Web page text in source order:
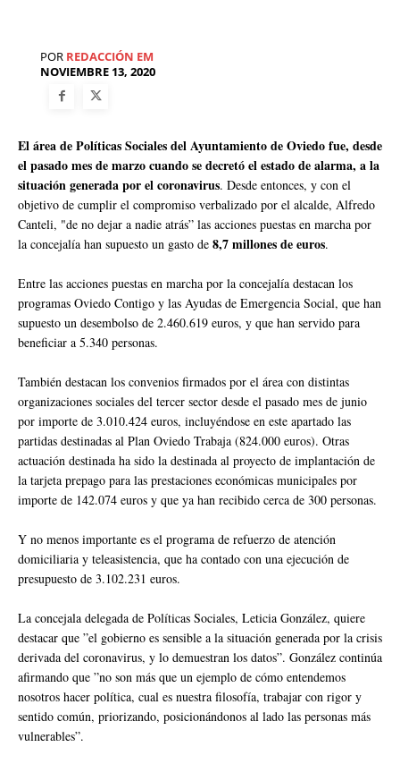
POR REDACCIÓN EM
NOVIEMBRE 13, 2020
El área de Políticas Sociales del Ayuntamiento de Oviedo fue, desde
el pasado mes de marzo cuando se decretó el estado de alarma, a la
situación generada por el coronavirus. Desde entonces, y con el
objetivo de cumplir el compromiso verbalizado por el alcalde, Alfredo
Canteli, "de no dejar a nadie atrás” las acciones puestas en marcha por
la concejalía han supuesto un gasto de 8,7 millones de euros.
Entre las acciones puestas en marcha por la concejalía destacan los
programas Oviedo Contigo y las Ayudas de Emergencia Social, que han
supuesto un desembolso de 2.460.619 euros, y que han servido para
beneficiar a 5.340 personas.
También destacan los convenios firmados por el área con distintas
organizaciones sociales del tercer sector desde el pasado mes de junio
por importe de 3.010.424 euros, incluyéndose en este apartado las
partidas destinadas al Plan Oviedo Trabaja (824.000 euros). Otras
actuación destinada ha sido la destinada al proyecto de implantación de
la tarjeta prepago para las prestaciones económicas municipales por
importe de 142.074 euros y que ya han recibido cerca de 300 personas.
Y no menos importante es el programa de refuerzo de atención
domiciliaria y teleasistencia, que ha contado con una ejecución de
presupuesto de 3.102.231 euros.
La concejala delegada de Políticas Sociales, Leticia González, quiere
destacar que ”el gobierno es sensible a la situación generada por la crisis
derivada del coronavirus, y lo demuestran los datos”. González continúa
afirmando que ”no son más que un ejemplo de cómo entendemos
nosotros hacer política, cual es nuestra filosofía, trabajar con rigor y
sentido común, priorizando, posicionándonos al lado las personas más
vulnerables”.